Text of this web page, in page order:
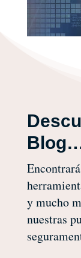
y mucho
nuestras